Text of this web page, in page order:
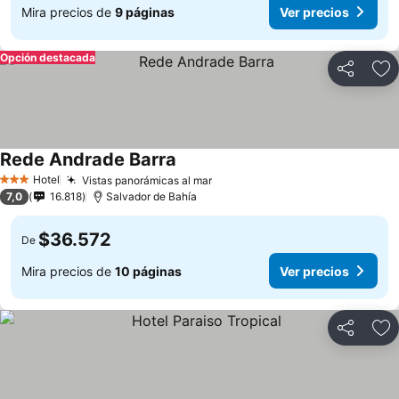
Mira precios de 9 páginas Ver precios
Compartir
Opción destacada
3 Estrellas
Hotel Vistas panorámicas al mar
Rede Andrade Barra
7,0 16.818 Salvador de Bahía
De $36.572
Mira precios de 10 páginas Ver precios
Compartir